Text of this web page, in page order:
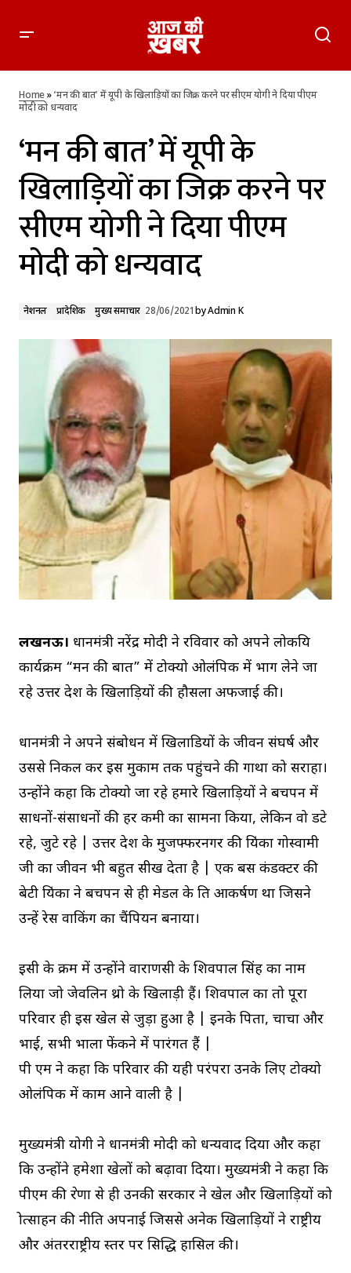
पीएम मोदी को धन्यवाद
Home»‘मन की बात’ में यूपी के खिलाड़ियों का जिक्र करने पर सीएम योगी ने दिया पीएम
मोदी को धन्यवाद
‘मन की बात’ में यूपी के
खिलाड़ियों का जिक्र करने पर
सीएम योगी ने दिया पीएम
मोदी को धन्यवाद
नेशनल प्रादेशिक मुख्य समाचार 28/06/2021byAdmin K
लखनऊ। प्रधानमंत्री नरेंद्र मोदी ने रविवार को अपने लोकप्रिय
कार्यक्रम “मन की बात” में टोक्यो ओलंपिक में भाग लेने जा
रहे उत्तर प्रदेश के खिलाड़ियों की हौसला अफजाई की।
प्रधानमंत्री ने अपने संबोधन में खिलाडियों के जीवन संघर्ष और
उससे निकल कर इस मुकाम तक पहुंचने की गाथा को सराहा।
उन्होंने कहा कि टोक्यो जा रहे हमारे खिलाड़ियों ने बचपन में
साधनों-संसाधनों की हर कमी का सामना किया, लेकिन वो डटे
रहे, जुटे रहे | उत्तर प्रदेश के मुजफ्फरनगर की प्रियंका गोस्वामी
जी का जीवन भी बहुत सीख देता है | एक बस कंडक्टर की
बेटी प्रियंका ने बचपन से ही मेडल के प्रति आकर्षण था जिसने
उन्हें रेस वाकिंग का चैंपियन बनाया।
इसी के क्रम में उन्होंने वाराणसी के शिवपाल सिंह का नाम
लिया जो जेवलिन थ्रो के खिलाड़ी हैं। शिवपाल का तो पूरा
परिवार ही इस खेल से जुड़ा हुआ है | इनके पिता, चाचा और
भाई, सभी भाला फेंकने में पारंगत हैं |
पी एम ने कहा कि परिवार की यही परंपरा उनके लिए टोक्यो
ओलंपिक में काम आने वाली है |
मुख्यमंत्री योगी ने प्रधानमंत्री मोदी को धन्यवाद दिया और कहा
कि उन्होंने हमेशा खेलों को बढ़ावा दिया। मुख्यमंत्री ने कहा कि
पीएम की प्रेरणा से ही उनकी सरकार ने खेल और खिलाड़ियों को
प्रोत्साहन की नीति अपनाई जिससे अनेक खिलाड़ियों ने राष्ट्रीय
और अंतरराष्ट्रीय स्तर पर प्रसिद्धि हासिल की।